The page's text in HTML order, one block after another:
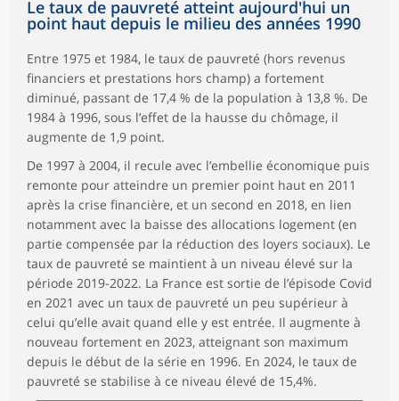
Le taux de pauvreté atteint aujourd'hui un
point haut depuis le milieu des années 1990
Entre 1975 et 1984, le taux de pauvreté (hors revenus
financiers et prestations hors champ) a fortement
diminué, passant de 17,4 % de la population à 13,8 %. De
1984 à 1996, sous l’effet de la hausse du chômage, il
augmente de 1,9 point.
De 1997 à 2004, il recule avec l’embellie économique puis
remonte pour atteindre un premier point haut en 2011
après la crise financière, et un second en 2018, en lien
notamment avec la baisse des allocations logement (en
partie compensée par la réduction des loyers sociaux). Le
taux de pauvreté se maintient à un niveau élevé sur la
période 2019-2022. La France est sortie de l’épisode Covid
en 2021 avec un taux de pauvreté un peu supérieur à
celui qu’elle avait quand elle y est entrée. Il augmente à
nouveau fortement en 2023, atteignant son maximum
depuis le début de la série en 1996. En 2024, le taux de
pauvreté se stabilise à ce niveau élevé de 15,4%.